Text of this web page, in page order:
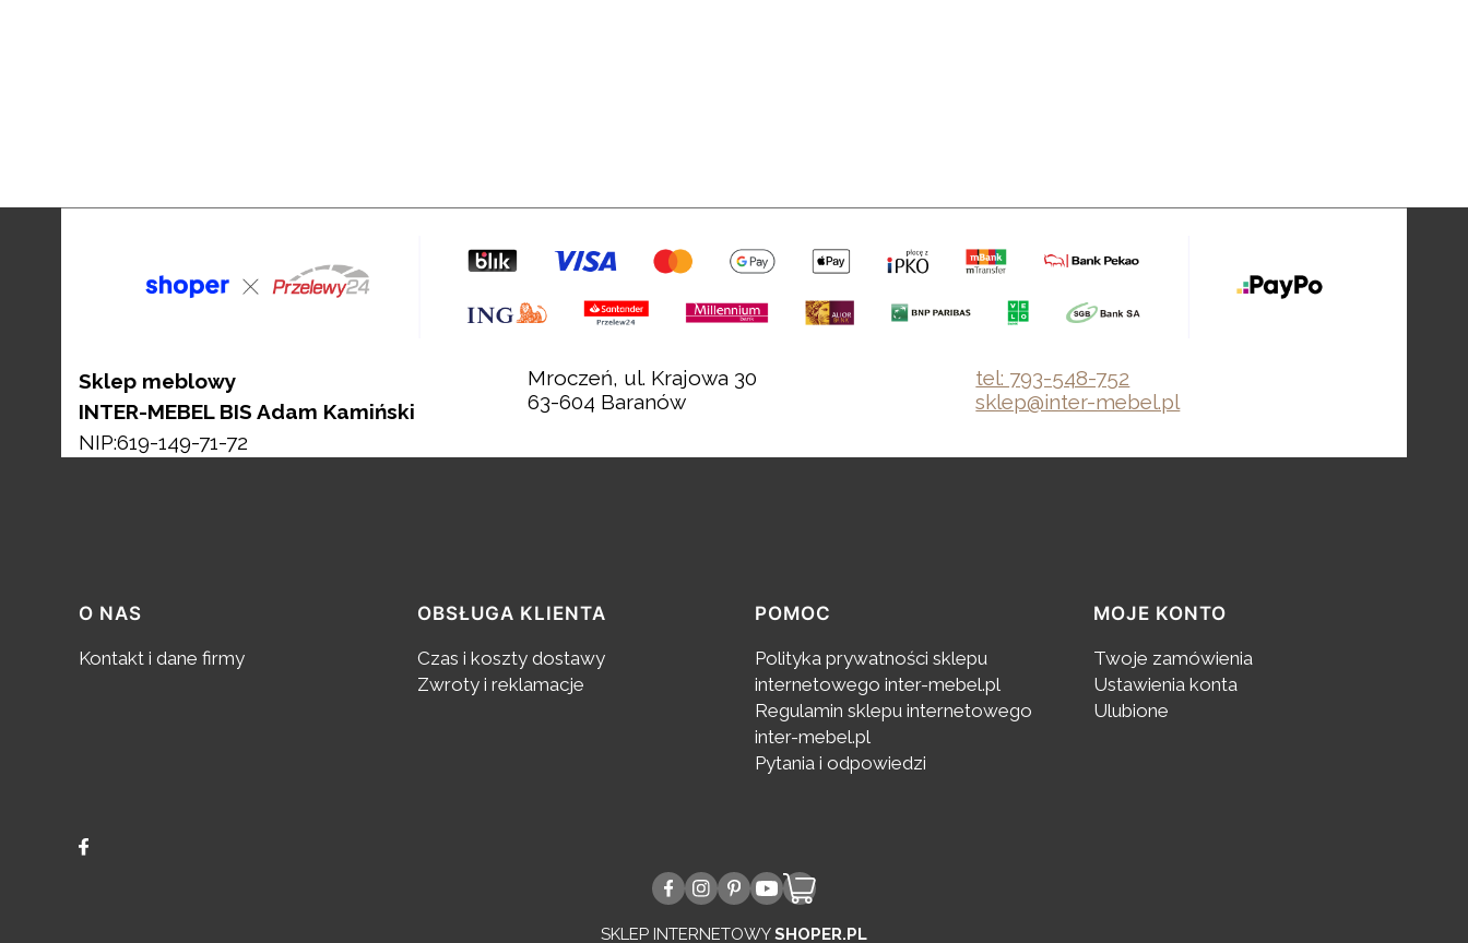
Sklep meblowy
INTER-MEBEL BIS Adam Kamiński
NIP:619-149-71-72
Mroczeń, ul. Krajowa 30
63-604 Baranów
tel: 793-548-752
sklep@inter-mebel.pl
Linki w stopce
O NAS
Kontakt i dane firmy
OBSŁUGA KLIENTA
Czas i koszty dostawy
Zwroty i reklamacje
POMOC
Polityka prywatności sklepu
internetowego inter-mebel.pl
Regulamin sklepu internetowego
inter-mebel.pl
Pytania i odpowiedzi
MOJE KONTO
Twoje zamówienia
Ustawienia konta
Ulubione
SKLEP INTERNETOWYSHOPER.PL